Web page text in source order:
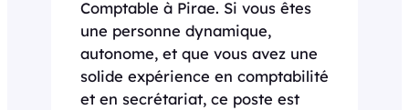
Comptable à Pirae. Si vous êtes
une personne dynamique,
autonome, et que vous avez une
solide expérience en comptabilité
et en secrétariat, ce poste est